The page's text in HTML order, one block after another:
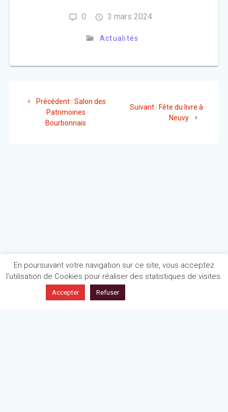
0 3 mars 2024
Actualités
Précédent : Article
précédent
:
Salon des
Patrimoines
Bourbonnais
Suivant : Article
suivant
Fête du livre à
Neuvy
En poursuivant votre navigation sur ce site, vous acceptez
l’utilisation de Cookies pour réaliser des statistiques de visites.
Accepter Refuser